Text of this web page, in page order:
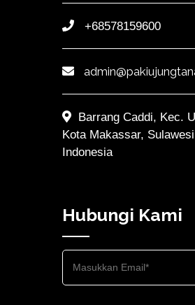
+68578159600
Barrang Caddi, Kec.
Kota Makassar,
Indonesia
Hubungi Kami